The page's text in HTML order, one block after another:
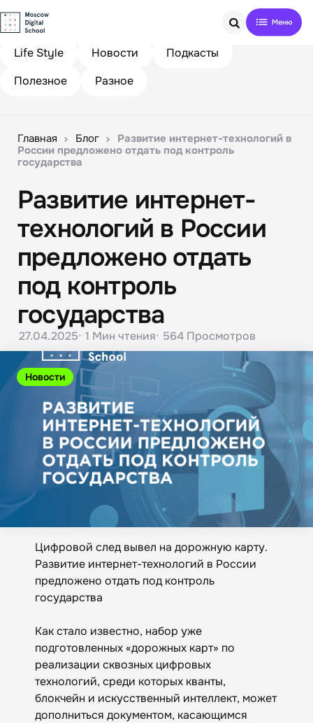
Search
Life Style
Новости
Подкасты
Полезное
Разное
Главная Блог
Развитие интернет-технологий в
России предложено отдать под контроль
государства
Новости
Развитие интернет-
технологий в России
предложено отдать
под контроль
государства
27.04.2025 1 Мин чтения 564 Просмотров
Цифровой след вывел на дорожную карту.
Развитие интернет-технологий в России
предложено отдать под контроль
государства
Как стало известно, набор уже
подготовленных «дорожных карт» по
реализации сквозных цифровых
технологий, среди которых кванты,
блокчейн и искусственный интеллект, может
дополниться документом, касающимся